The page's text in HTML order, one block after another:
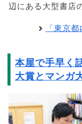
辺にある大型書店
「東京
本屋で手早く
大賞とマンガ